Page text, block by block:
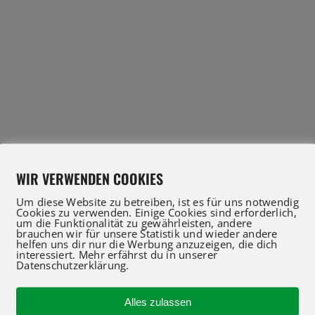
Profis für Verkauf und Service beraten Sie gerne.
an oder nutzen Sie unser Kontaktformular für eine
WIR VERWENDEN COOKIES
Um diese Website zu betreiben, ist es für uns notwendig
Cookies zu verwenden. Einige Cookies sind erforderlich,
um die Funktionalität zu gewährleisten, andere
brauchen wir für unsere Statistik und wieder andere
helfen uns dir nur die Werbung anzuzeigen, die dich
interessiert. Mehr erfährst du in unserer
Datenschutzerklärung.
Alles zulassen